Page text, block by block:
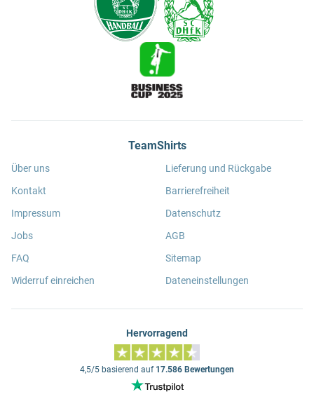
TeamShirts
Über uns
Kontakt
Impressum
Jobs
FAQ
Widerruf einreichen
Lieferung und Rückgabe
Barrierefreiheit
Datenschutz
AGB
Sitemap
Dateneinstellungen
Hervorragend
4,5/5 basierend auf 17.586 Bewertungen